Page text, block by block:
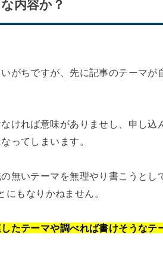
内容か？
がちですが、先に記事のテーマが
ければ意味がありませし、申し込
ってしまいます。
無いテーマを無理やり書こうとし
もなりかねません。
たテーマや調べれば書けそうなテ